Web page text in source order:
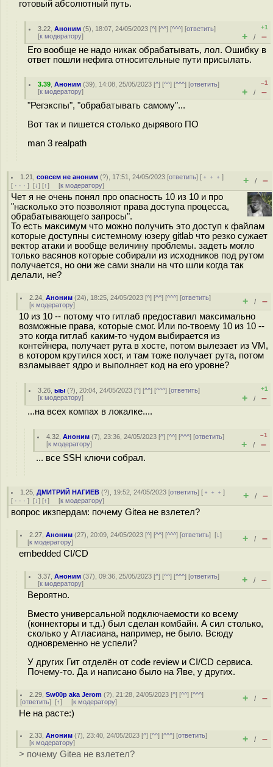
готовый абсолютный путь.
3.22 ,Аноним (5), 18:07, 24/05/2023 [^] [^^] [^^^] [ответить]
[к модератору]
+1
+ / –
Его вообще не надо никак обрабатывать, лол. Ошибку в
ответ пошли нефига относительные пути присылать.
3.39 ,Аноним (39), 14:08, 25/05/2023 [^] [^^] [^^^] [ответить]
[к модератору]
–1
+ / –
"Регэкспы", "обрабатывать самому"...
Вот так и пишется столько дырявого ПО
man 3 realpath
1.21 ,совсем не аноним (?), 17:51, 24/05/2023 [ответить] [ ﹢﹢﹢]
[ · · · ] [↓] [↑] [к модератору] + / –
Чет я не очень понял про опасность 10 из 10 и про
"насколько это позволяют права доступа процесса,
обрабатывающего запросы".
То есть максимум что можно получить это доступ к файлам
которые доступны системному юзеру gitlab что резко сужает
вектор атаки и вообще величину проблемы. задеть могло
только васянов которые собирали из исходников под рутом
получается, но они же сами знали на что шли когда так
делали, не?
2.24 ,Аноним (24), 18:25, 24/05/2023 [^] [^^] [^^^] [ответить]
[к модератору] + / –
10 из 10 -- потому что гитлаб предоставил максимально
возможные права, которые смог. Или по-твоему 10 из 10 --
это когда гитлаб каким-то чудом выбирается из
контейнера, получает рута в хосте, потом вылезает из VM,
в котором крутился хост, и там тоже получает рута, потом
взламывает ядро и выполняет код на его уровне?
3.26 ,ыы (?), 20:04, 24/05/2023 [^] [^^] [^^^] [ответить]
[к модератору]
+1
+ / –
...на всех компах в локалке....
4.32 ,Аноним (7), 23:36, 24/05/2023 [^] [^^] [^^^] [ответить]
[к модератору]
–1
+ / –
... все SSH ключи собрал.
1.25 ,ДМИТРИЙ НАГИЕВ (?), 19:52, 24/05/2023 [ответить] [ ﹢﹢﹢]
[ · · · ] [↓] [↑] [к модератору] + / –
вопрос икзпердам: почему Gitea не взлетел?
2.27 ,Аноним (27), 20:09, 24/05/2023 [^] [^^] [^^^] [ответить][↓]
[к модератору] + / –
embedded CI/CD
3.37 ,Аноним (37), 09:36, 25/05/2023 [^] [^^] [^^^] [ответить]
[к модератору] + / –
Вероятно.
Вместо универсальной подключаемости ко всему
(коннекторы и т.д.) был сделан комбайн. А сил столько,
сколько у Атласиана, например, не было. Всюду
одновременно не успели?
У других Гит отделён от code review и CI/CD сервиса.
Почему-то. Да и написано было на Яве, у других.
2.29 ,Sw00p aka Jerom (?), 21:28, 24/05/2023 [^] [^^] [^^^]
[ответить] [↑] [к модератору] + / –
Не на расте:)
2.33 ,Аноним (7), 23:40, 24/05/2023 [^] [^^] [^^^] [ответить]
[к модератору] + / –
> почему Gitea не взлетел?